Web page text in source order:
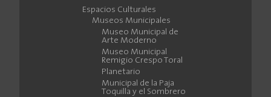
Espacios Culturales
Museos Municipales
Museo Municipal de
Arte Moderno
Museo Municipal
Remigio Crespo Toral
Planetario
Municipal de la Paja
Toquilla y el Sombrero